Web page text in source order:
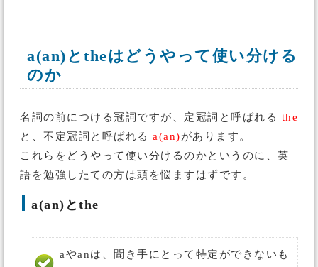
a(an)とtheはどうやって使い分ける
のか
名詞の前につける冠詞ですが、定冠詞と呼ばれる the
と、不定冠詞と呼ばれる a(an)があります。
これらをどうやって使い分けるのかというのに、英
語を勉強したての方は頭を悩ますはずです。
a(an)とthe
aやanは、聞き手にとって特定ができないも